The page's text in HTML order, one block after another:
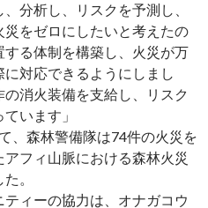
分析し、リスクを予測し、
をゼロにしたいと考えたの
る体制を構築し、火災が万
対応できるようにしまし
消火装備を支給し、リスク
います」
、森林警備隊は74件の火災を
フィ山脈における森林火災
。
ィーの協力は、オナガコウ